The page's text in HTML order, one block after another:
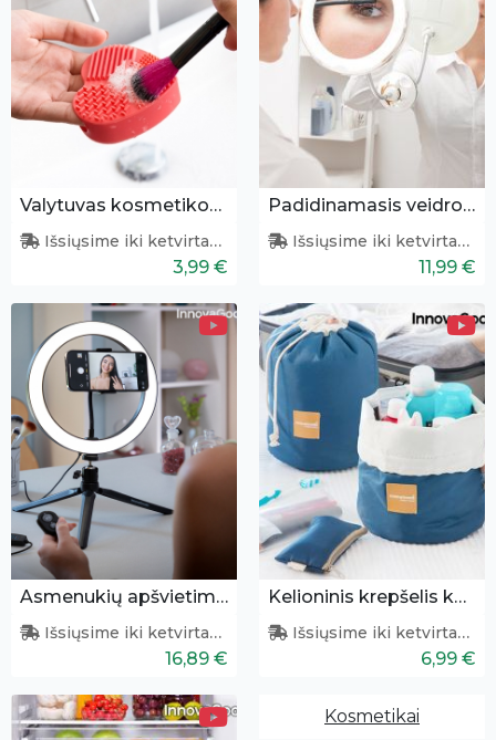
Valytuvas kosmetikos šepetėliams
Išsiųsime iki ketvirtadienio
3,99 €
Padidinamasis veidrodis su apšvietimu
Išsiųsime iki ketvirtadienio
11,99 €
Asmenukių apšvietimo žiedas
Išsiųsime iki ketvirtadienio
16,89 €
Kelioninis krepšelis kosmetikai
Išsiųsime iki ketvirtadienio
6,99 €
Kosmetikai